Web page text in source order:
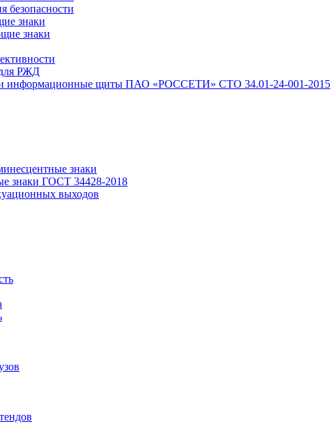
безопасности
знаки
знаки
РЖД
и информационные щиты ПАО «РОССЕТИ» СТО 34.01-24-001-2015
знаки
знаки ГОСТ 34428-2018
выходов